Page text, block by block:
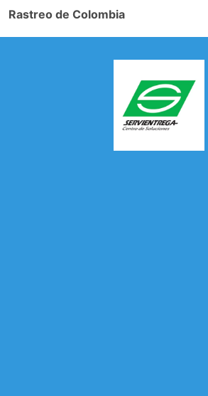
Rastreo de Colombia